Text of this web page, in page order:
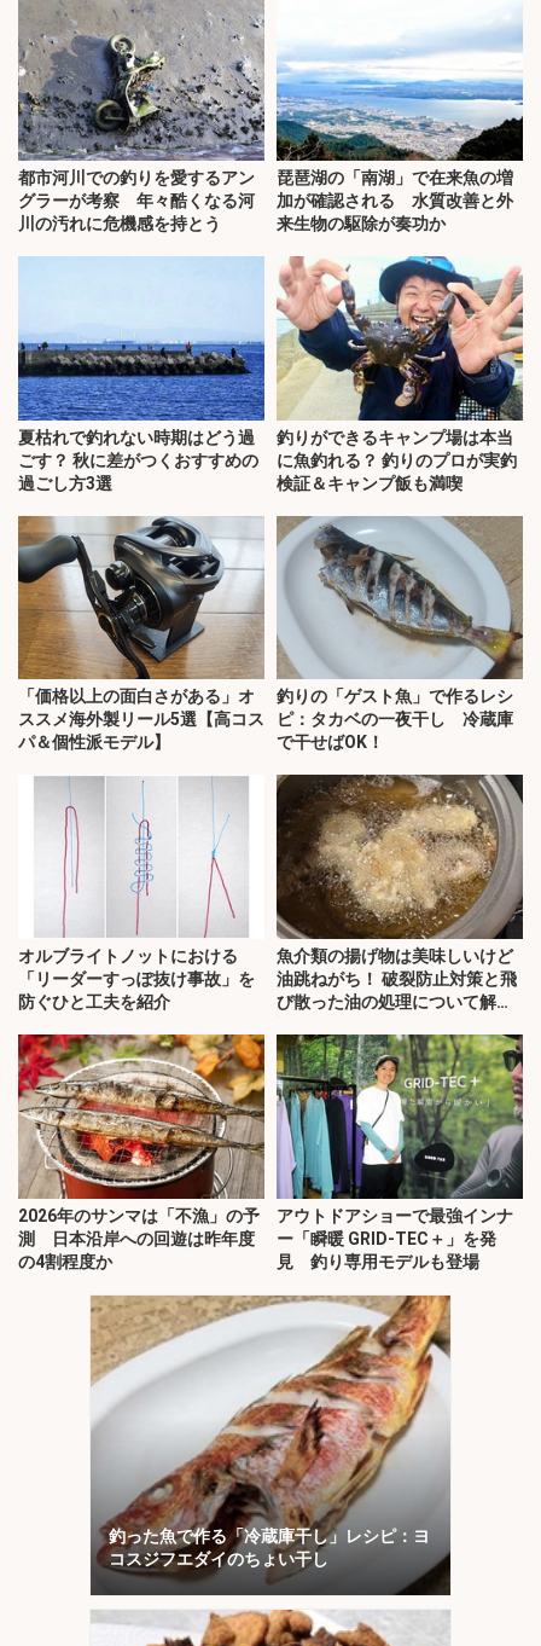
都市河川での釣りを愛するアン
グラーが考察 年々酷くなる河
川の汚れに危機感を持とう
琵琶湖の「南湖」で在来魚の増
加が確認される 水質改善と外
来生物の駆除が奏功か
夏枯れで釣れない時期はどう過
ごす？ 秋に差がつくおすすめの
過ごし方3選
釣りができるキャンプ場は本当
に魚釣れる？ 釣りのプロが実釣
検証＆キャンプ飯も満喫
「価格以上の面白さがある」オ
ススメ海外製リール5選【高コス
パ＆個性派モデル】
釣りの「ゲスト魚」で作るレシ
ピ：タカベの一夜干し 冷蔵庫
で干せばOK！
オルブライトノットにおける
「リーダーすっぽ抜け事故」を
防ぐひと工夫を紹介
魚介類の揚げ物は美味しいけど
油跳ねがち！ 破裂防止対策と飛
び散った油の処理について解
2026年のサンマは「不漁」の予
測 日本沿岸への回遊は昨年度
の4割程度か
アウトドアショーで最強インナ
ー「瞬暖 GRID-TEC＋」を発
見 釣り専用モデルも登場
釣った魚で作る「冷蔵庫干し」レシピ：ヨ
コスジフエダイのちょい干し